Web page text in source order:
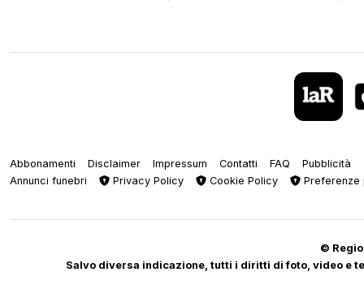
Abbonamenti Disclaimer Impressum Contatti FAQ
Pubblicità
Annunci funebri
Privacy Policy Cookie Policy Preferenze
©
Salvo diversa indicazione, tutti i diritti di foto, video e